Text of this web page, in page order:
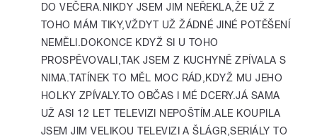
DO VEČERA.NIKDY JSEM JIM NEŘEKLA,ŽE UŽ Z
TOHO MÁM TIKY,VŽDYT UŽ ŽÁDNÉ JINÉ POTĚŠENÍ
NEMĚLI.DOKONCE KDYŽ SI U TOHO
PROSPĚVOVALI,TAK JSEM Z KUCHYNĚ ZPÍVALA S
NIMA.TATÍNEK TO MĚL MOC RÁD,KDYŽ MU JEHO
HOLKY ZPÍVALY.TO OBČAS I MÉ DCERY.JÁ SAMA
UŽ ASI 12 LET TELEVIZI NEPOŠTÍM.ALE KOUPILA
JSEM JIM VELIKOU TELEVIZI A ŠLÁGR,SERIÁLY TO